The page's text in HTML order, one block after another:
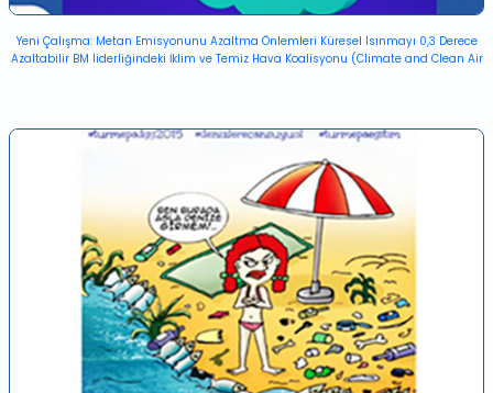
Yeni Çalışma: Metan Emisyonunu Azaltma Önlemleri Küresel Isınmayı 0,3 Derece
Azaltabilir BM liderliğindeki İklim ve Temiz Hava Koalisyonu (Climate and Clean Air
iklim değişikliğini yavaşlatmak için mevcut en güçlü kaldıraçlar olduğunu ve
metan gazını azaltmanın, küresel ısınmayla mücadele etmek için var olan en
düşük maliyetli stratejilerden biri olduğunu ortaya koyuyor. Metan gazı, sanayi
tarafından genellikle temiz bir yakıt kaynağı olduğu düşünülen doğalgazın temel
bileşeni. Ancak uzmanlara göre, insan faaliyetlerinden kaynaklanan metan
emisyonları, iklimi ısıtmada CO2’den çok daha güçlü. Metan gazı, atmosferde
CO2’den çok daha az bulunmasına rağmen, termal kızılötesi radyasyonu çok daha
fazla emiyor ve küresel ısınma potansiyeli 20 yıllık bir zaman diliminde birim kütle
başına CO2’den yaklaşık 86 kat, 100 yıllık zaman ölçeğinde de 28 daha güçlü.
Metan gazının sınırlandırılmasının sağlık ve tarım açısından önemli faydaları
olduğunu ortaya koyuluyor. Troposferdik ozonun oluşumuna katkı sağlayan
metanın azaltılmasının ozon hava kirliliğini azaltacağı belirtiliyor. Metan
emisyonlarını 2040’a kadar %45’e kadar azaltmak, her yıl 255.000 erken ölümü ve
775.000 acil astım vakasını önleyebilir. Küresel ölçekte tarım ürünleri verimini de
yılda 26 milyon ton artırabilir. Öncelikle petrol ve gaz sektöründeki metan